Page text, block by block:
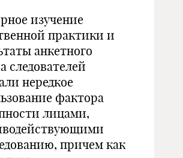
изучение
практики и
анкетного
следователей
нередкое
фактора
лицами,
причем как